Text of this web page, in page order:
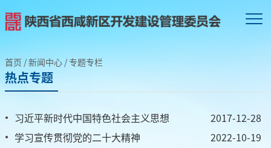
首页 /新闻中心 /专题专栏
热点专题
2017-12-28
习近平新时代中国特色社会主义思想
2022-10-19
学习宣传贯彻党的二十大精神